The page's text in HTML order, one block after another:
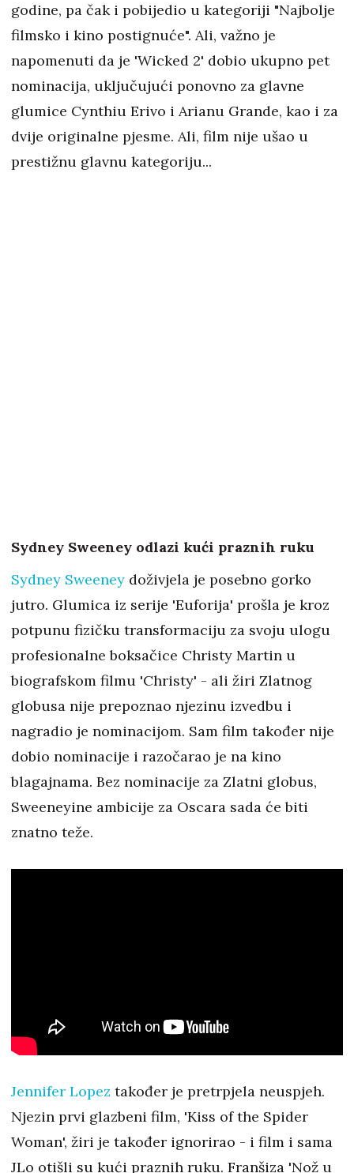
godine, pa čak i pobijedio u kategoriji "Najbolje
filmsko i kino postignuće". Ali, važno je
napomenuti da je 'Wicked 2' dobio ukupno pet
nominacija, uključujući ponovno za glavne
glumice Cynthiu Erivo i Arianu Grande, kao i za
dvije originalne pjesme. Ali, film nije ušao u
prestižnu glavnu kategoriju...
Sydney Sweeney odlazi kući praznih ruku
Sydney Sweeney doživjela je posebno gorko
jutro. Glumica iz serije 'Euforija' prošla je kroz
potpunu fizičku transformaciju za svoju ulogu
profesionalne boksačice Christy Martin u
biografskom filmu 'Christy' - ali žiri Zlatnog
globusa nije prepoznao njezinu izvedbu i
nagradio je nominacijom. Sam film također nije
dobio nominacije i razočarao je na kino
blagajnama. Bez nominacije za Zlatni globus,
Sweeneyine ambicije za Oscara sada će biti
znatno teže.
Jennifer Lopez također je pretrpjela neuspjeh.
Njezin prvi glazbeni film, 'Kiss of the Spider
Woman', žiri je također ignorirao - i film i sama
JLo otišli su kući praznih ruku. Franšiza 'Nož u